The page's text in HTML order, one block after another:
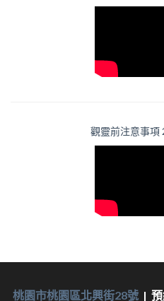
觀靈前注意事項
桃園市桃園區北興街28號 | 預